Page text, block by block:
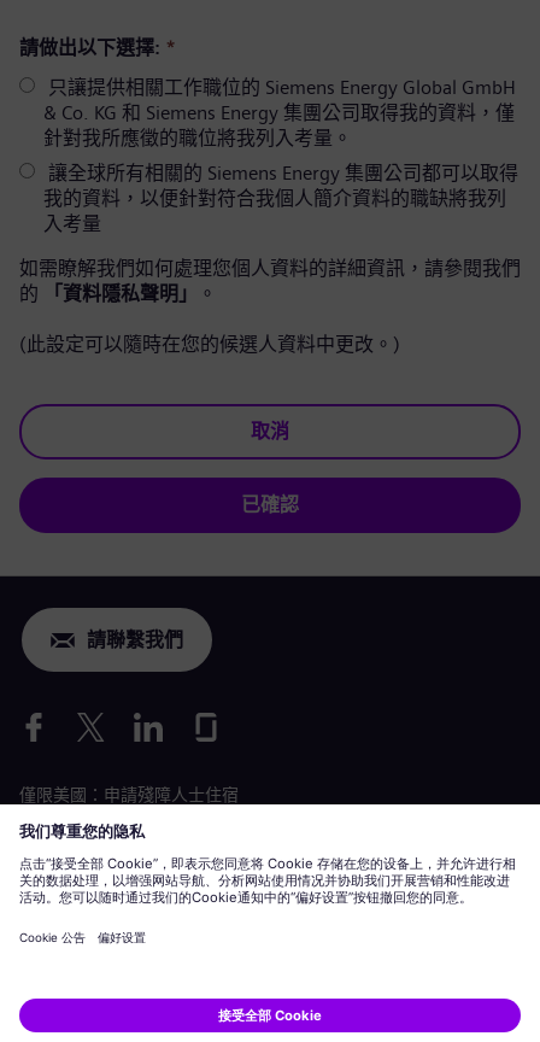
請做出以下選擇: *
只讓提供相關工作職位的 Siemens Energy Global GmbH
& Co. KG 和 Siemens Energy 集團公司取得我的資料，僅
針對我所應徵的職位將我列入考量。
讓全球所有相關的 Siemens Energy 集團公司都可以取得
我的資料，以便針對符合我個人簡介資料的職缺將我列
入考量
如需瞭解我們如何處理您個人資料的詳細資訊，請參閱我們
的
「資料隱私聲明」 。
(此設定可以隨時在您的候選人資料中更改。)
取消
已確認
請聯繫我們
僅限美國：申請殘障人士住宿
勞動條件申請
Siemens Energy 是 Siemens AG 授權的商標。